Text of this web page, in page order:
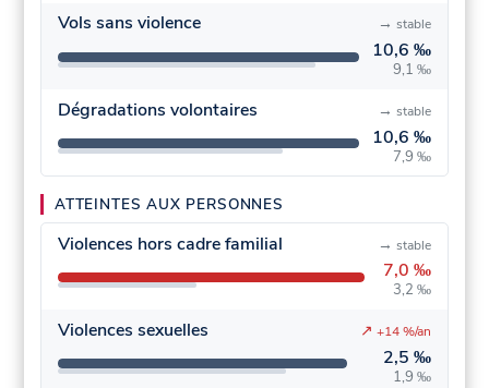
Vols sans violence
10,6 ‰
9,1 ‰
→ stable
Dégradations volontaires
10,6 ‰
7,9 ‰
→ stable
ATTEINTES AUX PERSONNES
Violences hors cadre familial
7,0 ‰
3,2 ‰
→ stable
Violences sexuelles
2,5 ‰
1,9 ‰
↗ +14 %/an